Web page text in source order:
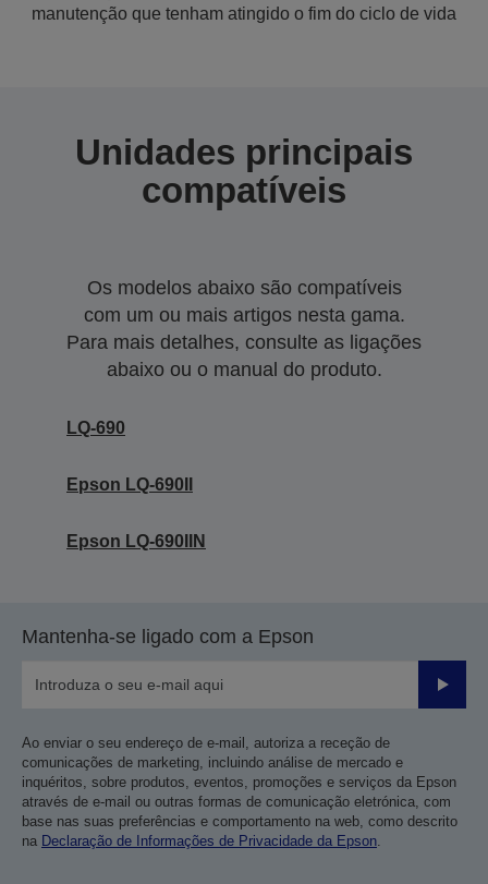
manutenção que tenham atingido o fim do ciclo de vida
Unidades principais
compatíveis
Os modelos abaixo são compatíveis
com um ou mais artigos nesta gama.
Para mais detalhes, consulte as ligações
abaixo ou o manual do produto.
LQ-690
Epson LQ-690II
Epson LQ-690IIN
Mantenha-se ligado com a Epson
Enviar
Ao enviar o seu endereço de e-mail, autoriza a receção de
comunicações de marketing, incluindo análise de mercado e
inquéritos, sobre produtos, eventos, promoções e serviços da Epson
através de e-mail ou outras formas de comunicação eletrónica, com
base nas suas preferências e comportamento na web, como descrito
na Declaração de Informações de Privacidade da Epson.